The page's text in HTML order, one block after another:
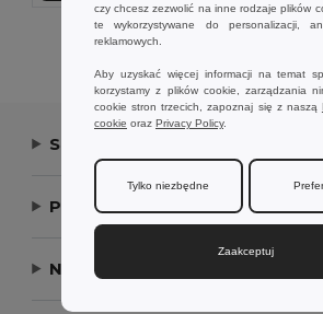
Wyświetlanie Wszystkich
Skontaktuj się z nami
Pozwól nam pomóc
Nasza firma
czy chcesz zezwolić na inne rodzaje plików
te wykorzystywane do personalizacji,
reklamowych.
Aby uzyskać więcej informacji na temat
korzystamy z plików cookie, zarządzania
cookie stron trzecich, zapoznaj się z naszą
cookie oraz Privacy Policy.
Tylko niezbędne
Zaakceptuj